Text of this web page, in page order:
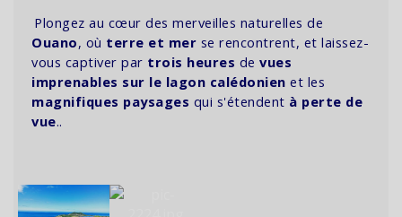
Plongez au cœur des merveilles naturelles de
Ouano, où terre et mer se rencontrent, et laissez-
vous captiver par trois heures de vues
imprenables sur le lagon calédonien et les
magnifiques paysages qui s'étendent à perte de
vue..